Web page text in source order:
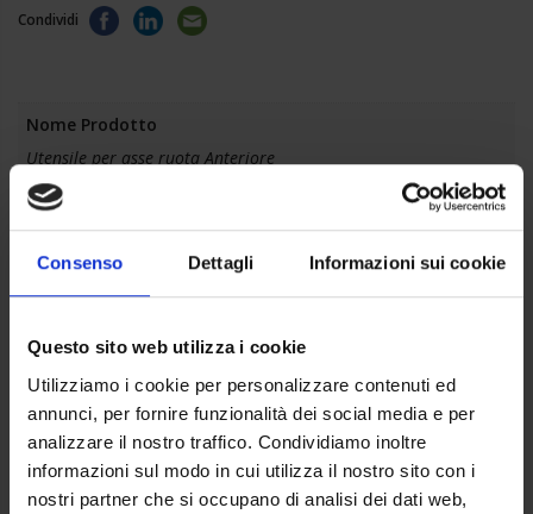
Consenso Dettagli Informazioni sui cookie
Questo sito web utilizza i cookie
Utilizziamo i cookie per personalizzare contenuti ed
annunci, per fornire funzionalità dei social media e per
analizzare il nostro traffico. Condividiamo inoltre
informazioni sul modo in cui utilizza il nostro sito con i
nostri partner che si occupano di analisi dei dati web,
Condividi
Nome Prodotto
Utensile per asse ruota Anteriore
Marca
Gen-Art
Materiale
Confezionamento
1
17 g